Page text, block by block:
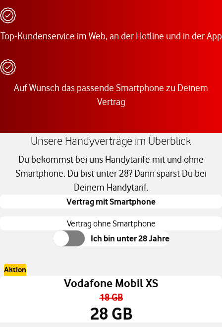
Top-Kundenservice im Web, an der Hotline und in der App
Auf Wunsch das passende Smartphone zu Deinem
Vertrag
Unsere Handyverträge im Überblick
Du bekommst bei uns Handytarife mit und ohne
Smartphone. Du bist unter 28? Dann sparst Du bei
Deinem Handytarif.
Vertrag mit Smartphone
Vertrag ohne Smartphone
Ich bin unter 28 Jahre
Aktion
Vodafone Mobil XS
18 GB
28 GB